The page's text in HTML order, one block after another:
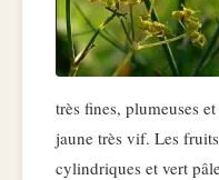
très fines, plumeuses
jaune très vif. Les
cylindriques et vert